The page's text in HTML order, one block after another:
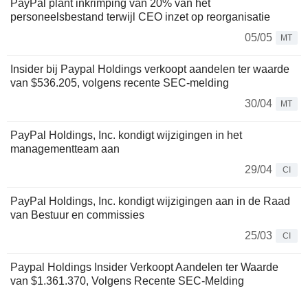
PayPal plant inkrimping van 20% van het
personeelsbestand terwijl CEO inzet op reorganisatie
05/05
MT
Insider bij Paypal Holdings verkoopt aandelen ter waarde
van $536.205, volgens recente SEC-melding
30/04
MT
PayPal Holdings, Inc. kondigt wijzigingen in het
managementteam aan
29/04
CI
PayPal Holdings, Inc. kondigt wijzigingen aan in de Raad
van Bestuur en commissies
25/03
CI
Paypal Holdings Insider Verkoopt Aandelen ter Waarde
van $1.361.370, Volgens Recente SEC-Melding